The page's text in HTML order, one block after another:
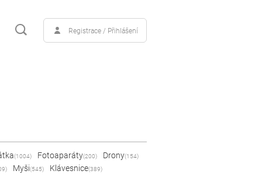
Registrace / Přihlášení
(1004) Fotoaparáty(200) Drony(154)
Myši(545) Klávesnice(389)